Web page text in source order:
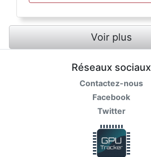
Voir plus
Réseaux sociaux
Contactez-nous
Facebook
Twitter